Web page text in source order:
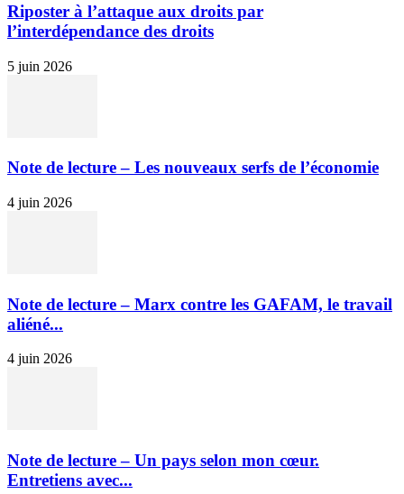
Riposter à l’attaque aux droits par
l’interdépendance des droits
5 juin 2026
Note de lecture – Les nouveaux serfs de l’économie
4 juin 2026
Note de lecture – Marx contre les GAFAM, le travail
aliéné...
4 juin 2026
Note de lecture – Un pays selon mon cœur.
Entretiens avec...